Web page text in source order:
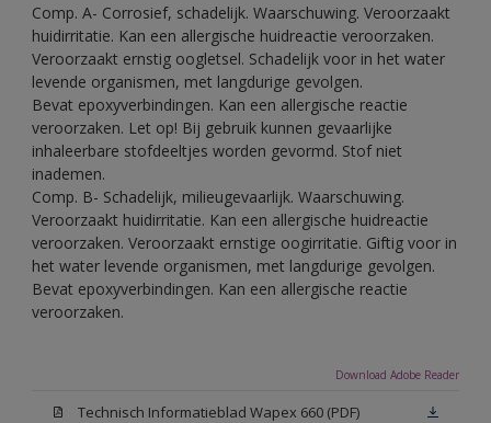
Comp. A- Corrosief, schadelijk. Waarschuwing. Veroorzaakt
huidirritatie. Kan een allergische huidreactie veroorzaken.
Veroorzaakt ernstig oogletsel. Schadelijk voor in het water
levende organismen, met langdurige gevolgen.
Bevat epoxyverbindingen. Kan een allergische reactie
veroorzaken. Let op! Bij gebruik kunnen gevaarlijke
inhaleerbare stofdeeltjes worden gevormd. Stof niet
inademen.
Comp. B- Schadelijk, milieugevaarlijk. Waarschuwing.
Veroorzaakt huidirritatie. Kan een allergische huidreactie
veroorzaken. Veroorzaakt ernstige oogirritatie. Giftig voor in
het water levende organismen, met langdurige gevolgen.
Bevat epoxyverbindingen. Kan een allergische reactie
veroorzaken.
Download Adobe Reader
Technisch Informatieblad Wapex 660 (PDF)